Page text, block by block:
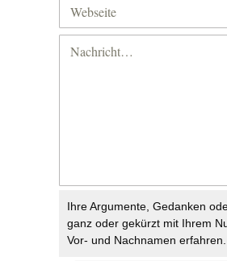
Ihre Argumente, Gedanken
ganz oder gekürzt mit Ihrem
Vor- und Nachnamen erfahren.